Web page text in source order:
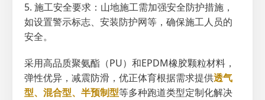
5. 施工安全要求：山地施工需加强安全防护措施，
如设置警示标志、安装防护网等，确保施工人员的
安全。
采用高品质聚氨酯（PU）和EPDM橡胶颗粒材料，
弹性优异，减震防滑，优正体育根据需求提供透气
型、混合型、半预制型等多种跑道类型定制化解决